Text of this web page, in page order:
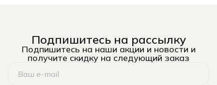
Подпишитесь на рассылку
Подпишитесь на наши акции и новости и
получите скидку на следующий заказ